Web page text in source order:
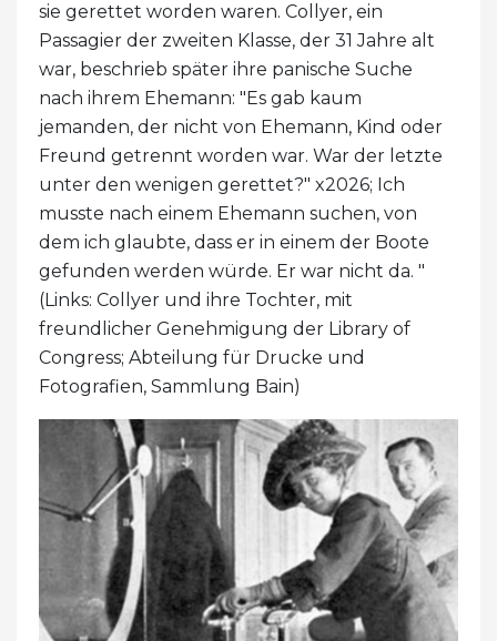
sie gerettet worden waren. Collyer, ein
Passagier der zweiten Klasse, der 31 Jahre alt
war, beschrieb später ihre panische Suche
nach ihrem Ehemann: "Es gab kaum
jemanden, der nicht von Ehemann, Kind oder
Freund getrennt worden war. War der letzte
unter den wenigen gerettet?" x2026; Ich
musste nach einem Ehemann suchen, von
dem ich glaubte, dass er in einem der Boote
gefunden werden würde. Er war nicht da. "
(Links: Collyer und ihre Tochter, mit
freundlicher Genehmigung der Library of
Congress; Abteilung für Drucke und
Fotografien, Sammlung Bain)